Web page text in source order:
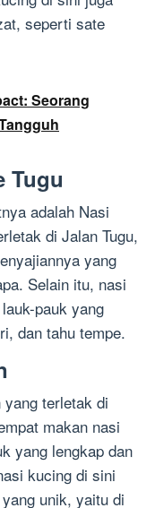
seperti sate
Seorang
Tugu
adalah Nasi
di Jalan Tugu,
yang
Selain itu, nasi
pauk yang
dan tahu tempe.
yang terletak di
makan nasi
yang lengkap dan
kucing di sini
unik, yaitu di